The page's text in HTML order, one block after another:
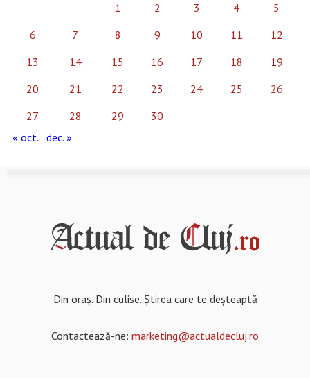
1
2 3 4
5
6
7 8 9 10 11
12
13
14 15 16 17 18
19
20
21 22 23 24 25
26
27
28 29
30
« oct.
dec. »
Din oraș. Din culise. Știrea care te deșteaptă
Contactează-ne: marketing@actualdecluj.ro